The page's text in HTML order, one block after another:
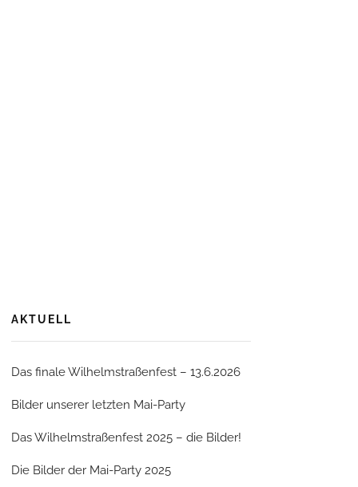
AKTUELL
Das finale Wilhelmstraßenfest – 13.6.2026
Bilder unserer letzten Mai-Party
Das Wilhelmstraßenfest 2025 – die Bilder!
Die Bilder der Mai-Party 2025